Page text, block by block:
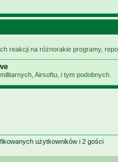
reakcji na różnorakie programy,
Airsoftu, i tym podobnych.
użytkowników i 2 gości